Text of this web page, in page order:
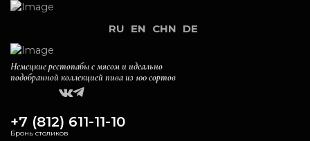
RU EN CHN DE
Немецкие рестопабы с мясом и идеально
подобранной коллекцией пива из 100 сортов
+7 (812) 611-11-10
Бронь столиков